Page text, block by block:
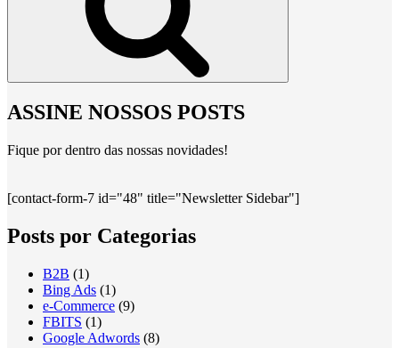
ASSINE NOSSOS POSTS
Fique por dentro das nossas novidades!
[contact-form-7 id="48" title="Newsletter Sidebar"]
Posts por Categorias
B2B (1)
Bing Ads (1)
e-Commerce (9)
FBITS (1)
Google Adwords (8)